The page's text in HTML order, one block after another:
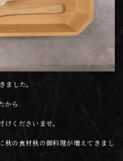
した。
から
くださいませ。
秋の食材秋の御料理が増えてきまし